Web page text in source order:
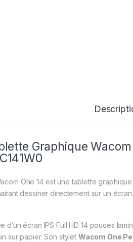
Graphique
One 14est une tablette
dessiner directement sur un
d’un écran IPS Full HD 14 pouces
sur papier. Son stylet Wacom One